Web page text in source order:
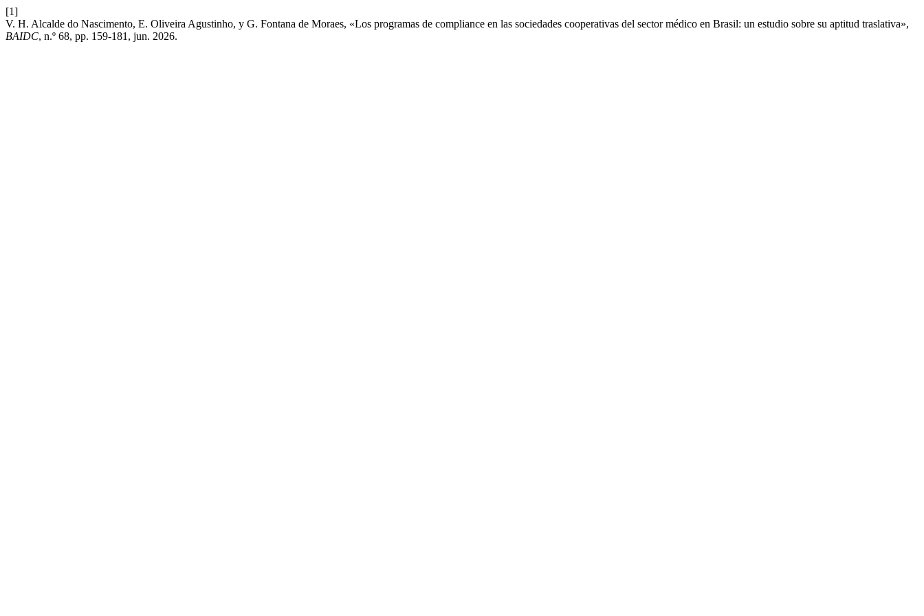
[1]
V. H. Alcalde do Nascimento, E. Oliveira Agustinho, y G. Fontana de Moraes, «Los programas de compliance en las sociedades cooperativas del sector médico en Brasil: un estudio sobre su aptitud traslativa»,
BAIDC, n.º 68, pp. 159-181, jun. 2026.